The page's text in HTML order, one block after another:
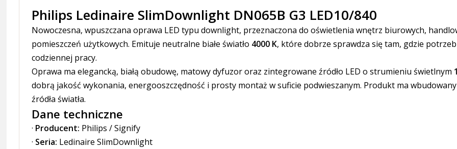
Philips Ledinaire SlimDownlight DN065B G3 LED10/840
Nowoczesna, wpuszczana oprawa LED typu downlight, przeznaczona do oświetlenia wnętrz biurowych,
pomieszczeń użytkowych. Emituje neutralne białe światło 4000 K, które dobrze sprawdza się tam, gdzie
codziennej pracy.
Oprawa ma elegancką, białą obudowę, matowy dyfuzor oraz zintegrowane źródło LED o strumieniu świetlnym
dobrą jakość wykonania, energooszczędność i prosty montaż w suficie podwieszanym. Produkt ma
źródła światła.
Dane techniczne
· Producent: Philips / Signify
· Seria: Ledinaire SlimDownlight